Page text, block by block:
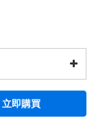
立即購買